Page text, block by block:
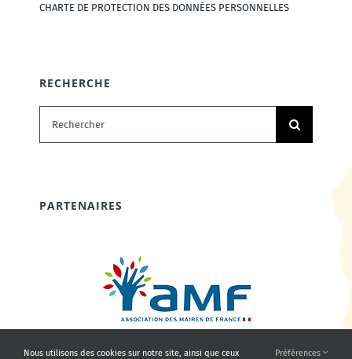
CHARTE DE PROTECTION DES DONNÉES PERSONNELLES
RECHERCHE
Rechercher:
PARTENAIRES
Nous utilisons des cookies sur notre site, ainsi que ceux Préférences